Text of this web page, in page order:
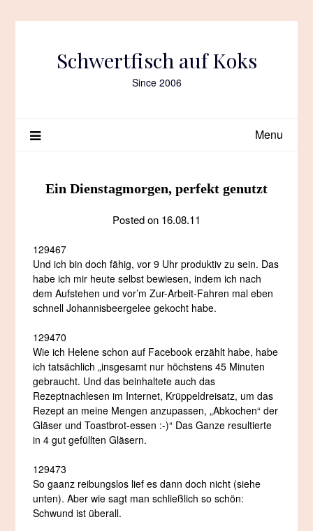
Schwertfisch auf Koks
Since 2006
Menu
Ein Dienstagmorgen, perfekt genutzt
Posted on 16.08.11
129467
Und ich bin doch fähig, vor 9 Uhr produktiv zu sein. Das
habe ich mir heute selbst bewiesen, indem ich nach
dem Aufstehen und vor’m Zur-Arbeit-Fahren mal eben
schnell Johannisbeergelee gekocht habe.
129470
Wie ich Helene schon auf Facebook erzählt habe, habe
ich tatsächlich „insgesamt nur höchstens 45 Minuten
gebraucht. Und das beinhaltete auch das
Rezeptnachlesen im Internet, Krüppeldreisatz, um das
Rezept an meine Mengen anzupassen, „Abkochen“ der
Gläser und Toastbrot-essen :-)“ Das Ganze resultierte
in 4 gut gefüllten Gläsern.
129473
So gaanz reibungslos lief es dann doch nicht (siehe
unten). Aber wie sagt man schließlich so schön:
Schwund ist überall.